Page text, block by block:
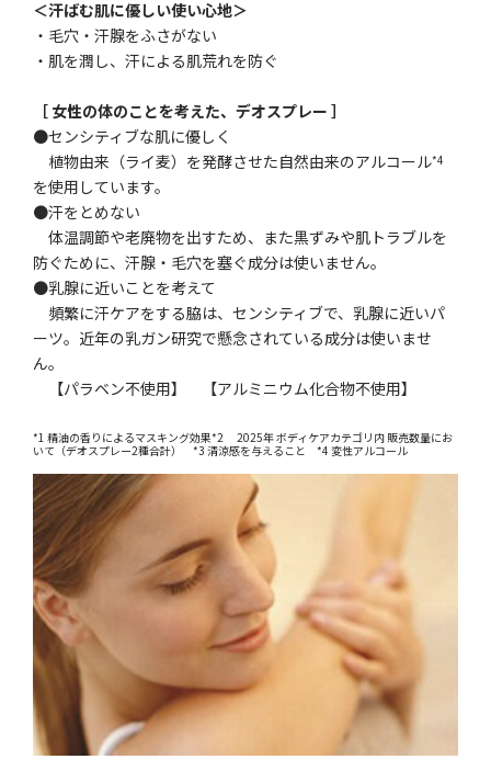
＜汗ばむ肌に優しい使い心地＞
・毛穴・汗腺をふさがない
・肌を潤し、汗による肌荒れを防ぐ
［ 女性の体のことを考えた、デオスプレー ］
●センシティブな肌に優しく
植物由来（ライ麦）を発酵させた自然由来のアルコール*4
を使用しています。
●汗をとめない
体温調節や老廃物を出すため、また黒ずみや肌トラブルを
防ぐために、汗腺・毛穴を塞ぐ成分は使いません。
●乳腺に近いことを考えて
頻繁に汗ケアをする脇は、センシティブで、乳腺に近いパ
ーツ。近年の乳ガン研究で懸念されている成分は使いませ
ん。
【パラベン不使用】 【アルミニウム化合物不使用】
*1 精油の香りによるマスキング効果*2 2025年 ボディケアカテゴリ内 販売数量にお
いて（デオスプレー2種合計） *3 清涼感を与えること *4 変性アルコール